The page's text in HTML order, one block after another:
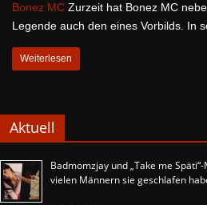
Bonez MC Zurzeit hat Bonez MC
Legende auch den eines Vorbilds. In
Weiterlesen
Aktuell
Badmomzjay und „Take me
vielen Männern sie geschlafen